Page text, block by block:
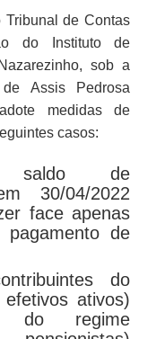
Tribunal de Contas
do Instituto de
sob a
Assis Pedrosa
medidas de
casos:
saldo de
30/04/2022
face apenas
de
do
ativos)
do regime